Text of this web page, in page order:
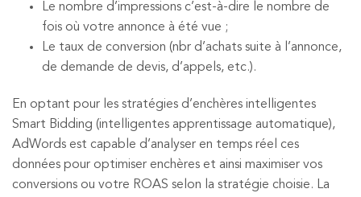
Le nombre d’impressions c’est-à-dire le nombre de
fois où votre annonce à été vue ;
Le taux de conversion (nbr d’achats suite à l’annonce,
de demande de devis, d’appels, etc.).
En optant pour les stratégies d’enchères intelligentes
Smart Bidding (intelligentes apprentissage automatique),
AdWords est capable d’analyser en temps réel ces
données pour optimiser enchères et ainsi maximiser vos
conversions ou votre ROAS selon la stratégie choisie. La